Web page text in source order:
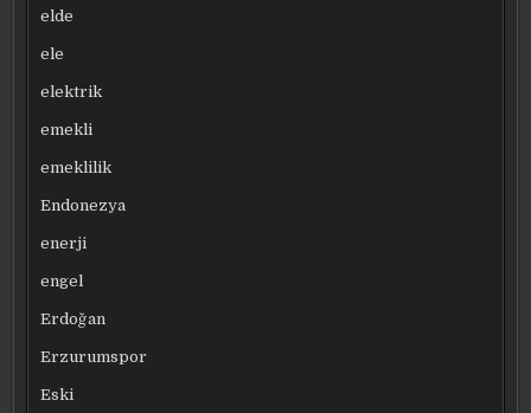
elde
ele
elektrik
emekli
emeklilik
Endonezya
enerji
engel
Erdoğan
Erzurumspor
Eski